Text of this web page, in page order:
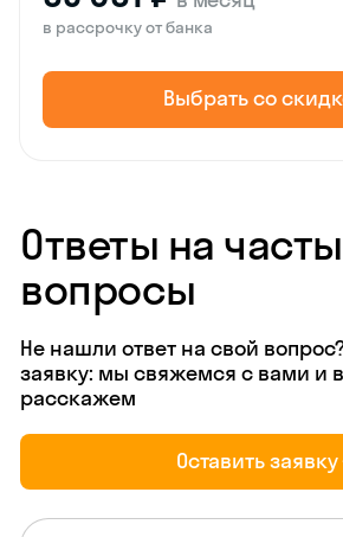
в рассрочку от банка
Выбрать со
Ответы на
вопросы
Не нашли ответ на свой
заявку: мы свяжемся с вами и
расскажем
Оставить заявку